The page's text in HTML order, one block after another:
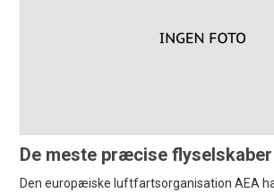
De meste præcise flyselskaber
Den europæiske luftfartsorganisation AEA